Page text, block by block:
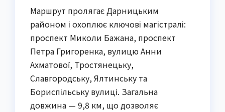
Маршрут пролягає Дарницьким
районом і охоплює ключові магістралі:
проспект Миколи Бажана, проспект
Петра Григоренка, вулицю Анни
Ахматової, Тростянецьку,
Славгородську, Ялтинську та
Бориспільську вулиці. Загальна
довжина — 9,8 км, що дозволяє